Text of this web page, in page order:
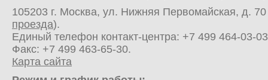
105203 г. Москва, ул. Нижняя Первомайская, д.
проезда).
Единый телефон контакт-центра: +7 499 464-03-03
Факс: +7 499 463-65-30.
Карта сайта